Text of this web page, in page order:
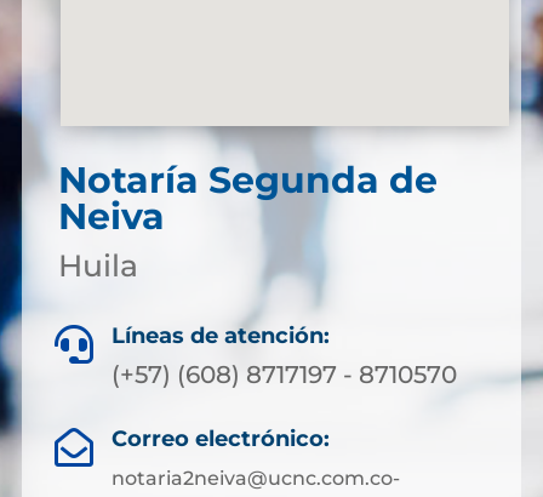
Notaría Segunda de
Neiva
Huila
 Líneas de atención:
(+57) (608) 8717197 - 8710570
 Correo electrónico:
notaria2neiva@ucnc.com.co-